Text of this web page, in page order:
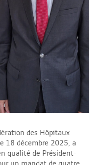
des Hôpitaux
18 décembre 2025, a
qualité de Président-